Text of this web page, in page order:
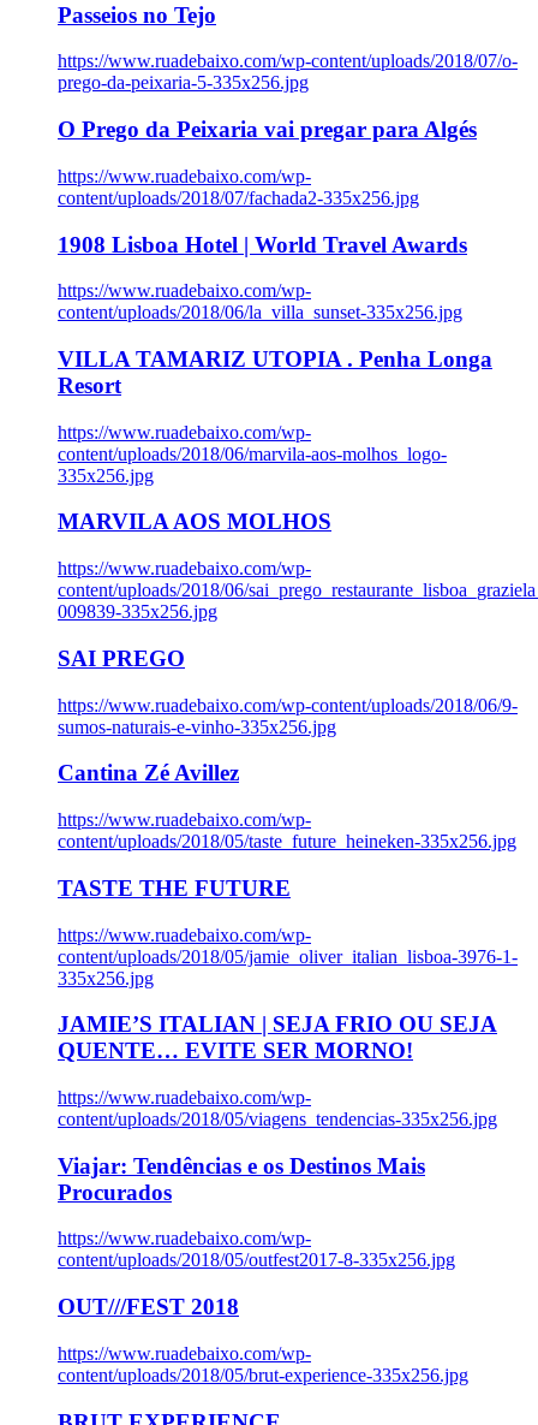
Passeios no Tejo
https://www.ruadebaixo.com/wp-content/uploads/2018/07/o-
prego-da-peixaria-5-335x256.jpg
O Prego da Peixaria vai pregar para Algés
https://www.ruadebaixo.com/wp-
content/uploads/2018/07/fachada2-335x256.jpg
1908 Lisboa Hotel | World Travel Awards
https://www.ruadebaixo.com/wp-
content/uploads/2018/06/la_villa_sunset-335x256.jpg
VILLA TAMARIZ UTOPIA . Penha Longa
Resort
https://www.ruadebaixo.com/wp-
content/uploads/2018/06/marvila-aos-molhos_logo-
335x256.jpg
MARVILA AOS MOLHOS
https://www.ruadebaixo.com/wp-
content/uploads/2018/06/
009839-335x256.jpg
SAI PREGO
https://www.ruadebaixo.com/wp-content/uploads/2018/06/9-
sumos-naturais-e-vinho-335x256.jpg
Cantina Zé Avillez
https://www.ruadebaixo.com/wp-
content/uploads/2018/05/taste_future_heineken-335x256.jpg
TASTE THE FUTURE
https://www.ruadebaixo.com/wp-
content/uploads/2018/05/jamie_oliver_italian_lisboa-3976-1-
335x256.jpg
JAMIE’S ITALIAN | SEJA FRIO OU SEJA
QUENTE… EVITE SER MORNO!
https://www.ruadebaixo.com/wp-
content/uploads/2018/05/viagens_tendencias-335x256.jpg
Viajar: Tendências e os Destinos Mais
Procurados
https://www.ruadebaixo.com/wp-
content/uploads/2018/05/outfest2017-8-335x256.jpg
OUT///FEST 2018
https://www.ruadebaixo.com/wp-
content/uploads/2018/05/brut-experience-335x256.jpg